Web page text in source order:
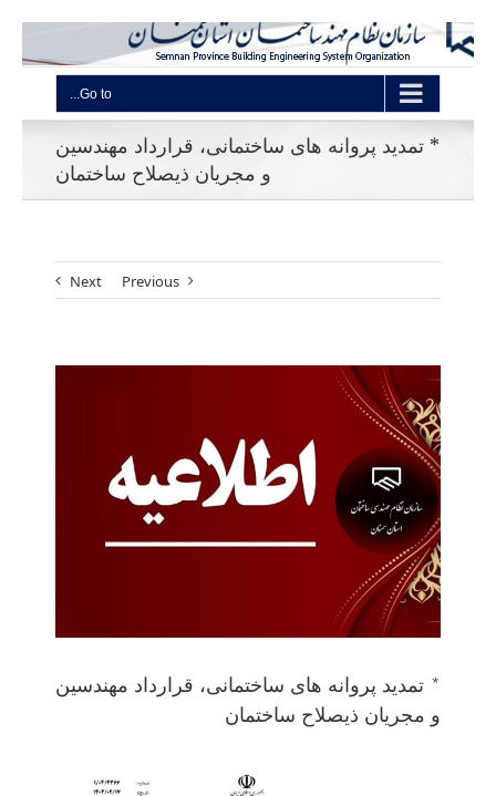
Go to...
* تمدید پروانه های ساختمانی، قرارداد مهندسین
و مجریان ذیصلاح ساختمان
Previous
Next
View
Larger
Image
* تمدید پروانه های ساختمانی، قرارداد مهندسین
و مجریان ذیصلاح ساختمان